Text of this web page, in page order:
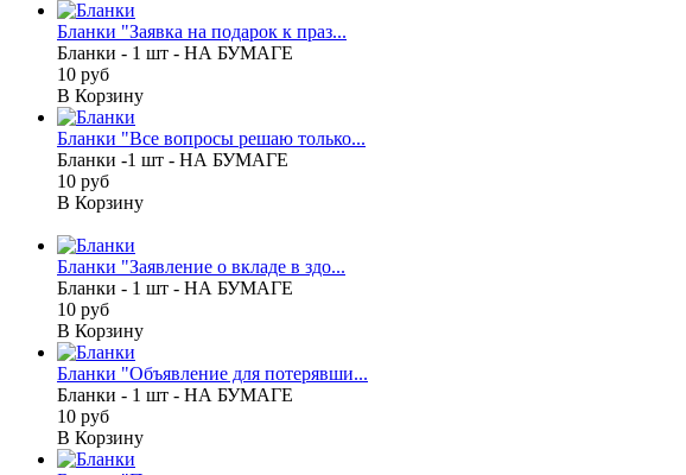
Бланки "Заявка на подарок к праз...
Бланки - 1 шт - НА БУМАГЕ
10 руб
В Корзину
Бланки "Все вопросы решаю только...
Бланки -1 шт - НА БУМАГЕ
10 руб
В Корзину
Бланки "Заявление о вкладе в здо...
Бланки - 1 шт - НА БУМАГЕ
10 руб
В Корзину
Бланки "Объявление для потерявши...
Бланки - 1 шт - НА БУМАГЕ
10 руб
В Корзину